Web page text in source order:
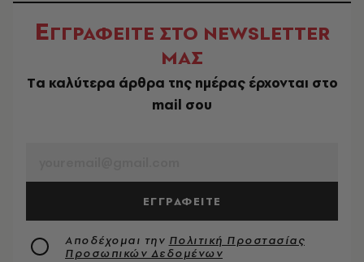
ΕΓΓΡΑΦΕΙΤΕ ΣΤΟ NEWSLETTER
ΜΑΣ
Tα καλύτερα άρθρα της ημέρας έρχονται στο
mail σου
ΕΓΓΡΑΦΕΙΤΕ
Αποδέχομαι την Πολιτική Προστασίας
Προσωπικών Δεδομένων